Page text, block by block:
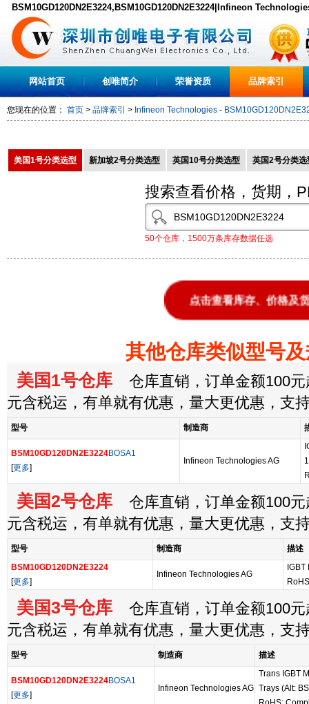
BSM10GD120DN2E3224,BSM10GD120DN2E3224|Infineon
BSM10GD120DN2E3224原装现货,PDF下载
网站首页 创唯简介 荣誉资质 品牌索引
您现在的位置： 首页 > 品牌索引 > Infineon Technologies -
美国1号分类选型 新加坡2号分类选型 英国10号分类选型 英国2号分类选
搜索查看价格，货期，
50个仓库，1500万条库存数据任选
点击查看库存、价格及
其他仓库类似型号
美国1号仓库 仓库直销，订单金额100元
元含税运，有单就有优惠，量大更优惠，支
型号 制造商
BSM10GD120DN2E3224BOSA1
[更多]
Infineon Technologies AG
1
美国2号仓库 仓库直销，订单金额100元
元含税运，有单就有优惠，量大更优惠，支
型号 制造商
描述
BSM10GD120DN2E3224
[更多]
Infineon Technologies AG
美国3号仓库 仓库直销，订单金额100元
元含税运，有单就有优惠，量大更优惠，支
型号 制造商 描述
BSM10GD120DN2E3224BOSA1
[更多]
Infineon Technologies AG
Trans IGBT
Trays (Alt: